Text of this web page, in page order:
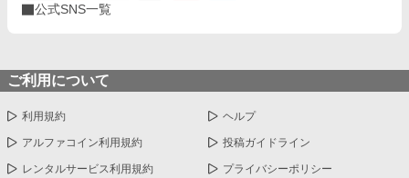
公式SNS一覧
ご利用について
利用規約 ヘルプ
アルファコイン利用規約 投稿ガイドライン
レンタルサービス利用規約 プライバシーポリシー